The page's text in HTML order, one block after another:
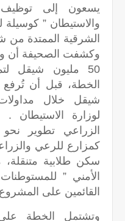
يسعون إلى توظيف
والاستيطان ” كوسيلة
الشرقية الممتدة من
وكشفت الصحيفة أن
50 مليون شيقل
شيقل خلال
لوزارة الاستيطان
كمزارع للرعي
سكن طلابية متنقلة،
الأمني ”
القائمين على
وتشتمل الخطة